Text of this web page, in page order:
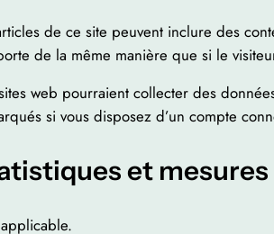
de ce site peuvent inclure des
de la même manière que si le
web pourraient collecter des
si vous disposez d’un compte
et mesures